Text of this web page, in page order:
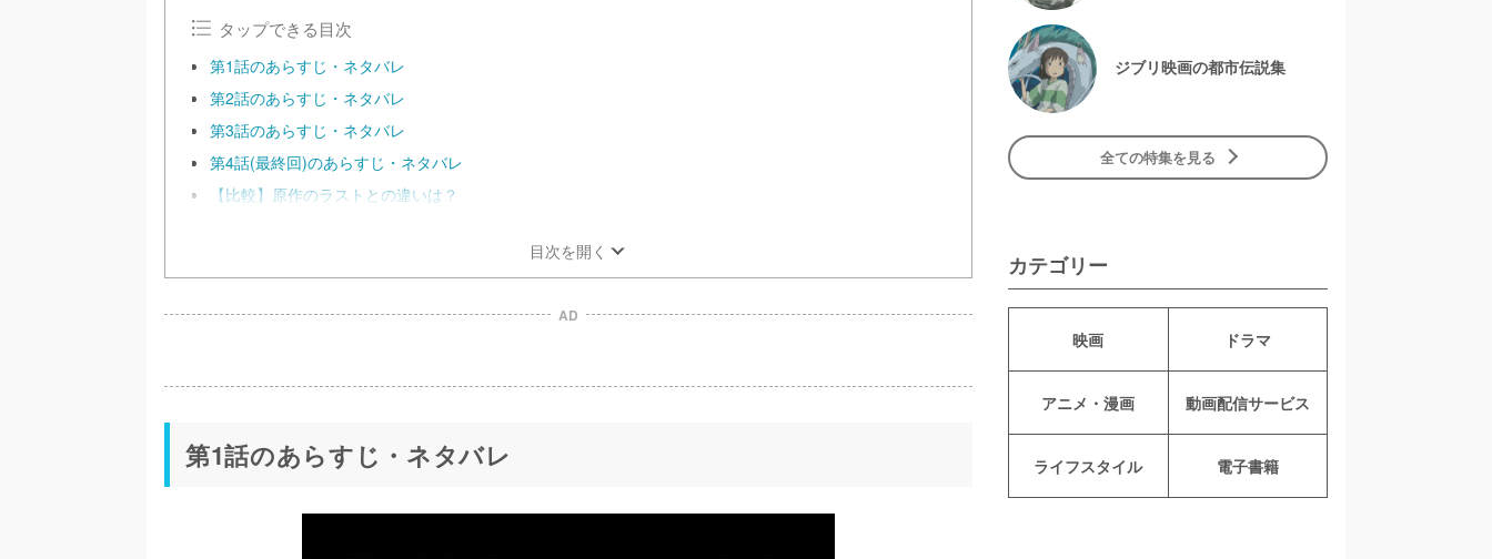
タップできる目次
第1話のあらすじ・ネタバレ
第2話のあらすじ・ネタバレ
第3話のあらすじ・ネタバレ
第4話(最終回)のあらすじ・ネタバレ
【比較】原作のラストとの違いは？
目次を開く
AD
第1話のあらすじ・ネタバレ
ジブリ映画の都市伝説集
全ての特集を見る
カテゴリー
映画 ドラマ
アニメ・漫画 動画配信サービス
ライフスタイル 電子書籍